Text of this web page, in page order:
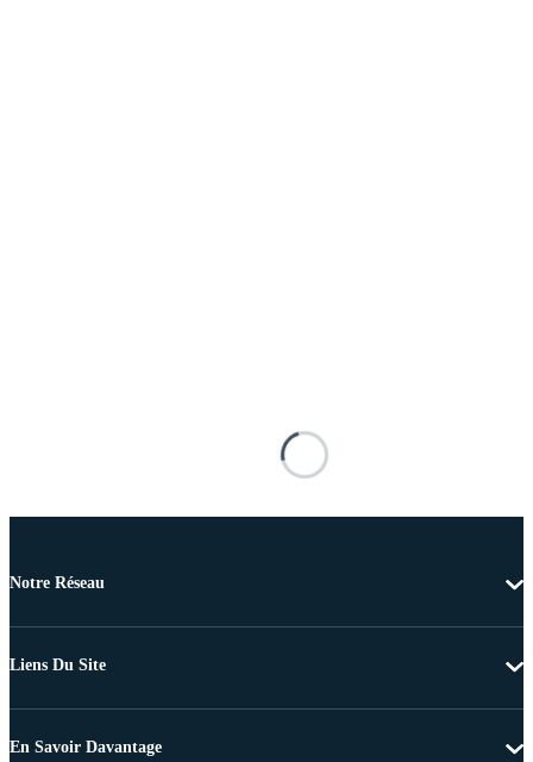
Notre Réseau
Liens Du Site
En Savoir Davantage